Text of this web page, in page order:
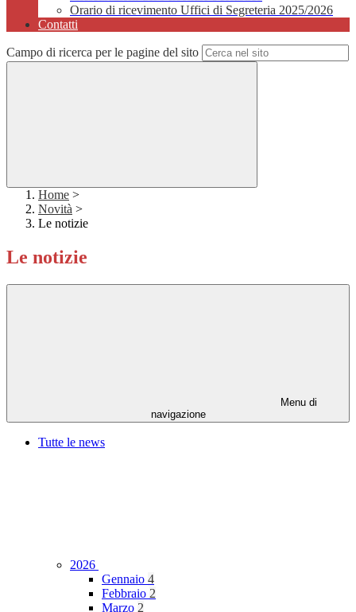
Orario di ricevimento Uffici di Segreteria 2025/2026
Contatti
Campo di ricerca per le pagine del sito
Home >
Novità >
Le notizie
Le notizie
Menu di
navigazione
Tutte le news
2026
Gennaio 4
Febbraio 2
Marzo 2